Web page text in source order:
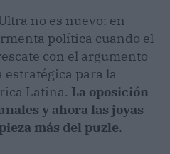
no es nuevo: en
política cuando el
con el argumento
estratégica para la
Latina. La oposición
y ahora las joyas
más del puzle.